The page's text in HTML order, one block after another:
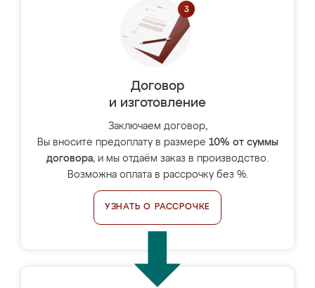
Договор
и изготовление
Заключаем договор,
Вы вносите предоплату в размере 10% от суммы
договора, и мы отдаём заказ в производство.
Возможна оплата в рассрочку без %.
УЗНАТЬ О РАССРОЧКЕ